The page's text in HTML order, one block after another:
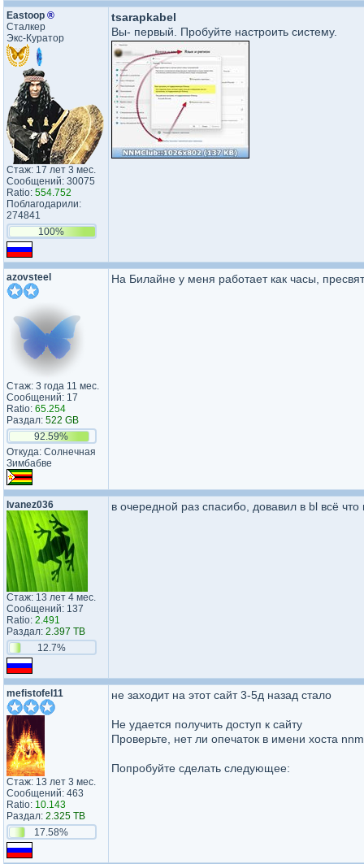
Eastoop ®
Сталкер
Экс-Куратор
Стаж: 17 лет 3 мес.
Сообщений: 30075
Ratio: 554.752
Поблагодарили:
274841
100%
tsarapkabel
Вы- первый. Пробуйте настроить систему.
azovsteel
Стаж: 3 года 11 мес.
Сообщений: 17
Ratio: 65.254
Раздал: 522 GB
92.59%
Откуда: Солнечная
Зимбабве
На Билайне у меня работает как часы,
Ivanez036
Стаж: 13 лет 4 мес.
Сообщений: 137
Ratio: 2.491
Раздал: 2.397 TB
12.7%
в очередной раз спасибо, довавил в bl всё что
mefistofel11
Стаж: 13 лет 3 мес.
Сообщений: 463
Ratio: 10.143
Раздал: 2.325 TB
17.58%
не заходит на этот сайт 3-5д назад стало
Не удается получить доступ к сайту
Проверьте, нет ли опечаток в имени хоста
Попробуйте сделать следующее: